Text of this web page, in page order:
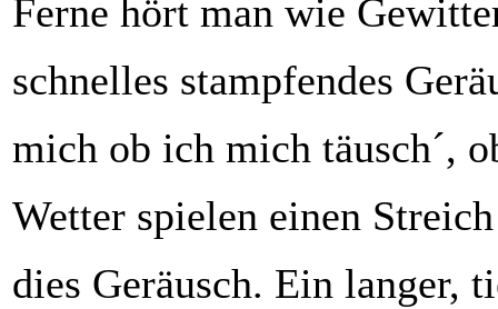
Ferne hört man wie
schnelles stampfendes
mich ob ich mich täusch´,
Wetter spielen einen
dies Geräusch. Ein langer,